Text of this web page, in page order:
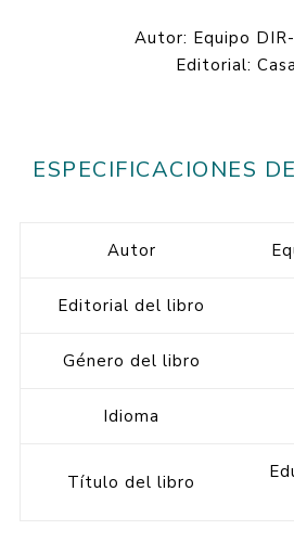
Autor: Equipo
Editorial:
ESPECIFICACIONES
Autor
Editorial del libro
Género del libro
Idioma
Título del libro